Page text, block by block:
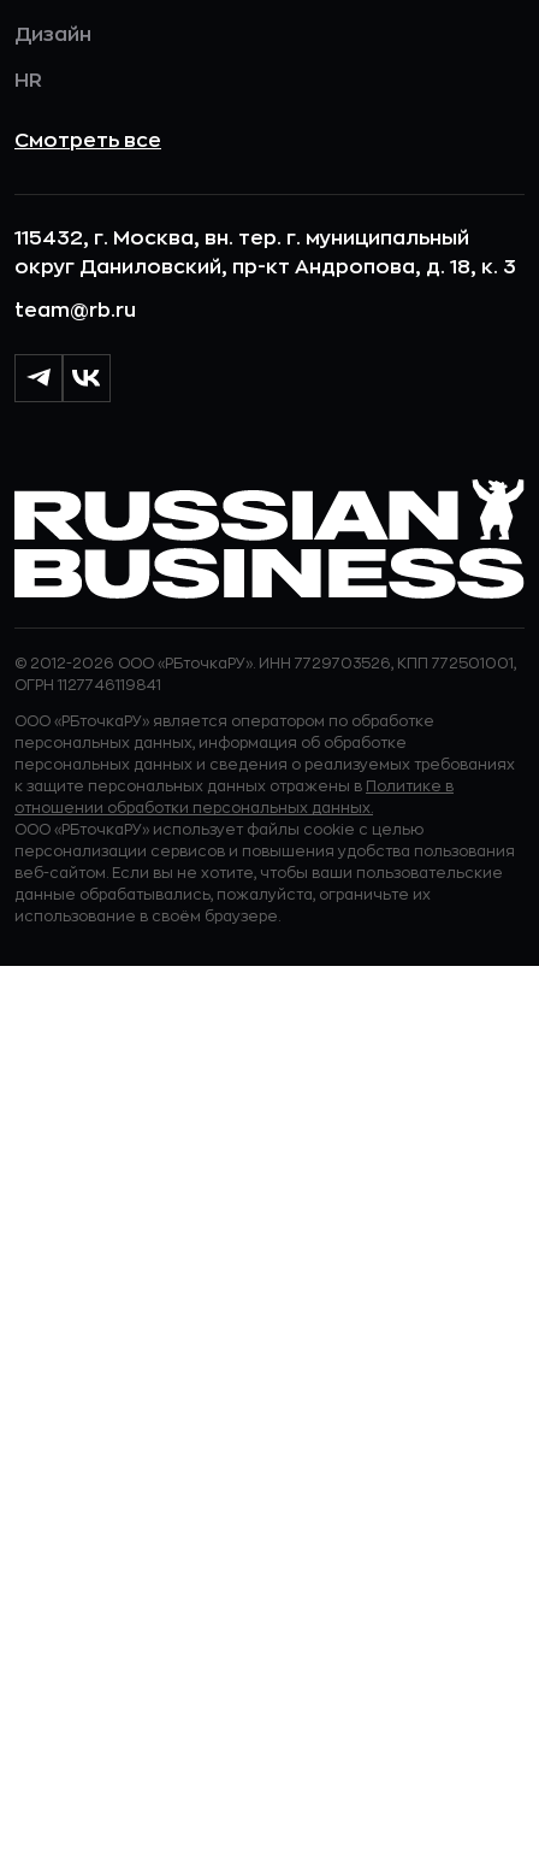
Дизайн
HR
Смотреть все
115432, г. Москва, вн. тер. г. муниципальный
округ Даниловский, пр-кт Андропова, д. 18, к. 3
team@rb.ru
© 2012-2026 ООО «РБточкаРУ». ИНН 7729703526, КПП 772501001,
ОГРН 1127746119841
ООО «РБточкаРУ» является оператором по обработке
персональных данных, информация об обработке
персональных данных и сведения о реализуемых требованиях
к защите персональных данных отражены в Политике в
отношении обработки персональных данных.
ООО «РБточкаРУ» использует файлы cookie с целью
персонализации сервисов и повышения удобства пользования
веб-сайтом. Если вы не хотите, чтобы ваши пользовательские
данные обрабатывались, пожалуйста, ограничьте их
использование в своём браузере.